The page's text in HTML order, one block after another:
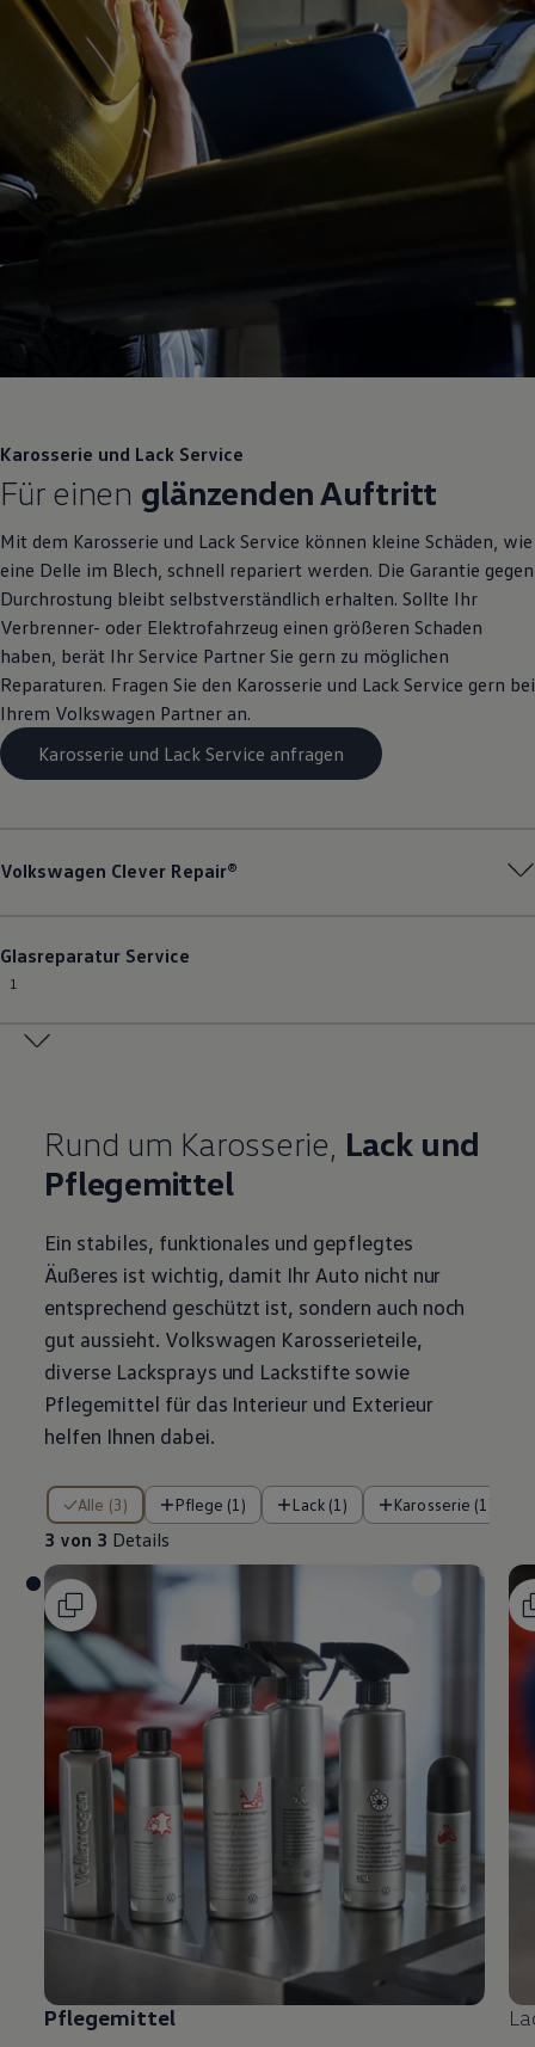
Karosserie und Lack Service
Für einen glänzenden Auftritt
Mit dem Karosserie und Lack Service können kleine Schäden, wie
eine Delle im Blech, schnell repariert werden. Die Garantie gegen
Durchrostung bleibt selbstverständlich erhalten. Sollte Ihr
Verbrenner- oder Elektrofahrzeug einen größeren Schaden
haben, berät Ihr Service Partner Sie gern zu möglichen
Reparaturen. Fragen Sie den Karosserie und Lack Service gern bei
Ihrem Volkswagen Partner an.
Karosserie und Lack Service anfragen
Volkswagen Clever Repair®
Glasreparatur Service
1
Rund um Karosserie, Lack und
Pflegemittel
Ein stabiles, funktionales und gepflegtes
Äußeres ist wichtig, damit Ihr Auto nicht nur
entsprechend geschützt ist, sondern auch noch
gut aussieht. Volkswagen Karosserieteile,
diverse Lacksprays und Lackstifte sowie
Pflegemittel für das Interieur und Exterieur
helfen Ihnen dabei.
Alle (3) Pflege (1) Lack (1) Karosserie (1)
3 von 3 Details
3 von 3 Details
Pflegemittel